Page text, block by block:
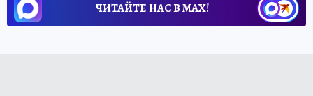
ЧИТАЙТЕ НАС В МАХ!